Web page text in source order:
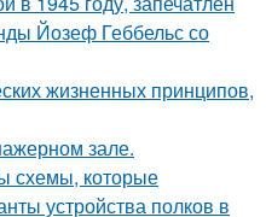
Йозеф Геббельс со
жизненных принципов,
зале.
схемы, которые
устройства полков в